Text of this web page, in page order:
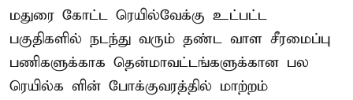
மதுரை கோட்ட ரெயில்வேக்கு உட்பட்ட
பகுதிகளில் நடந்து வரும் தண்ட வாள சீரமைப்பு
பணிகளுக்காக தென்மாவட்டங்களுக்கான பல
ரெயில்க ளின் போக்குவரத்தில் மாற்றம்